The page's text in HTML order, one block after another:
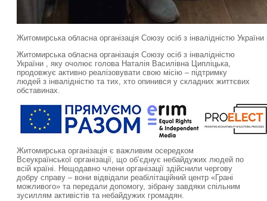
Житомирська обласна організація Союзу осіб з інвалідністю
Житомирська обласна організація Союзу осіб з інвалідністю
України , яку очолює голова Наталія Василівна Ципліцька,
продовжує активно реалізовувати свою місію – підтримку
людей з інвалідністю та тих, хто опинився у складних життєвих
обставинах.
Житомирська організація є важливим осередком
Всеукраїнської організації, що об’єднує небайдужих людей по
всій країні. Нещодавно члени організації здійснили чергову
добру справу – вони відвідали реабілітаційний центр «Грані
можливого» та передали допомогу, зібрану завдяки спільним
зусиллям активістів та небайдужих громадян.